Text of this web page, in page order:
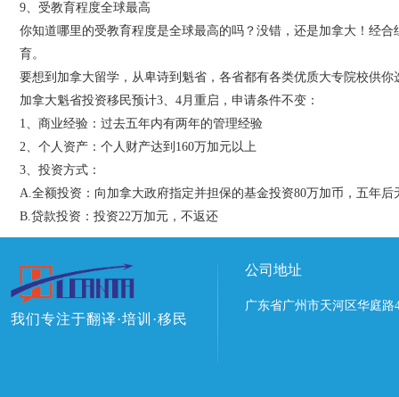
9、受教育程度全球最高
你知道哪里的受教育程度是全球最高的吗？没错，还是加拿大！经
育。
要想到加拿大留学，从卑诗到魁省，各省都有各类优质大专院校供你
加拿大魁省投资移民预计3、4月重启，申请条件不变：
1、商业经验：过去五年内有两年的管理经验
2、个人资产：个人财产达到160万加元以上
3、投资方式：
A.全额投资：向加拿大政府指定并担保的基金投资80万加币，五年后
B.贷款投资：投资22万加元，不返还
我们专注于翻译·培训·移民
公司地址
广东省广州市天河区华庭